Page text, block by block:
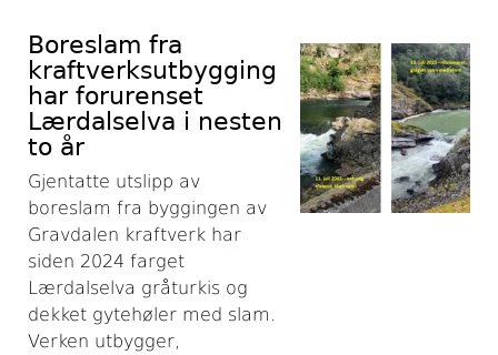
Boreslam fra
kraftverksutbygging
har forurenset
Lærdalselva i nesten
to år
Gjentatte utslipp av
boreslam fra byggingen av
Gravdalen kraftverk har
siden 2024 farget
Lærdalselva gråturkis og
dekket gytehøler med slam.
Verken utbygger,